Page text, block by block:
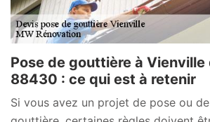
Pose de gouttière à Vienville
88430 : ce qui est à retenir
Si vous avez un projet de pose ou